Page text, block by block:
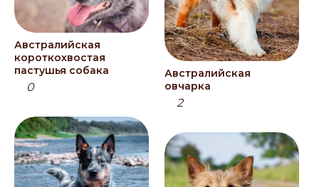
Австралийская
короткохвостая
пастушья собака
0
Австралийская
овчарка
2